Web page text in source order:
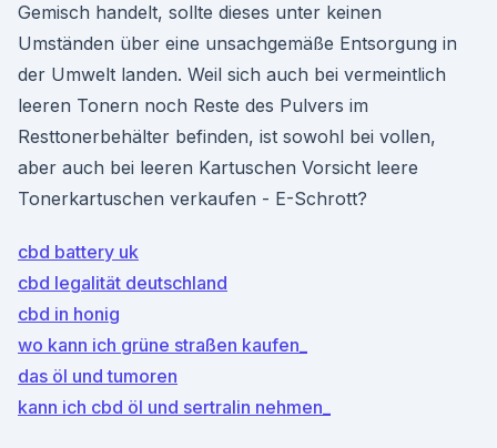
Gemisch handelt, sollte dieses unter keinen
Umständen über eine unsachgemäße Entsorgung in
der Umwelt landen. Weil sich auch bei vermeintlich
leeren Tonern noch Reste des Pulvers im
Resttonerbehälter befinden, ist sowohl bei vollen,
aber auch bei leeren Kartuschen Vorsicht leere
Tonerkartuschen verkaufen - E-Schrott?
cbd battery uk
cbd legalität deutschland
cbd in honig
wo kann ich grüne straßen kaufen_
das öl und tumoren
kann ich cbd öl und sertralin nehmen_